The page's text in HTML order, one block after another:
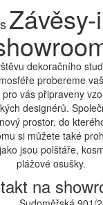
dekoračního
probereme
vás připraveny
designérů.
prostor, do
si můžete také
jsou polštáře,
plážové osušky.
na